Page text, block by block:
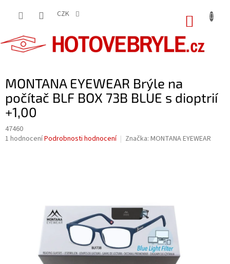
CZK
MONTANA EYEWEAR Brýle na
počítač BLF BOX 73B BLUE s dioptrií
+1,00
47460
Průměrné
1 hodnoceníPodrobnosti hodnocení Značka: MONTANA EYEWEAR